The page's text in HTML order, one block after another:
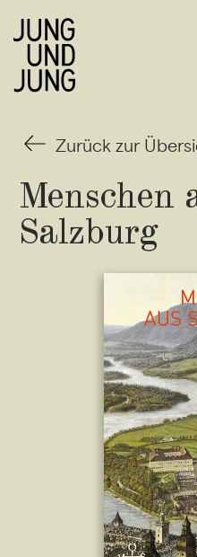
Zurück zur
Menschen
Salzburg